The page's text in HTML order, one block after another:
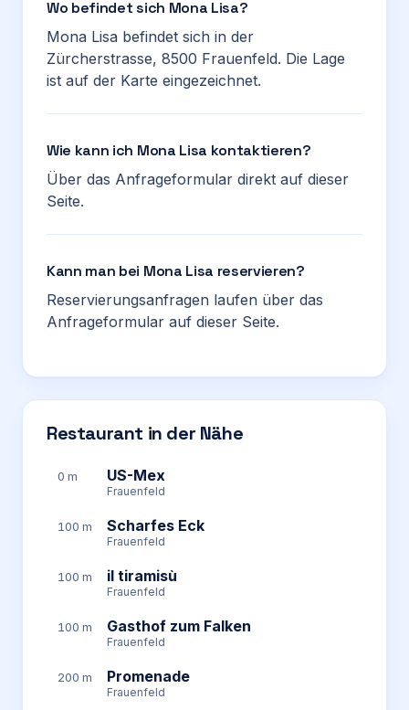
Wo befindet sich Mona Lisa?
Mona Lisa befindet sich in der
Zürcherstrasse, 8500 Frauenfeld. Die Lage
ist auf der Karte eingezeichnet.
Wie kann ich Mona Lisa kontaktieren?
Über das Anfrageformular direkt auf dieser
Seite.
Kann man bei Mona Lisa reservieren?
Reservierungsanfragen laufen über das
Anfrageformular auf dieser Seite.
Restaurant in der Nähe
0 m US-Mex
Frauenfeld
100 m Scharfes Eck
Frauenfeld
100 m il tiramisù
Frauenfeld
100 m Gasthof zum Falken
Frauenfeld
200 m Promenade
Frauenfeld